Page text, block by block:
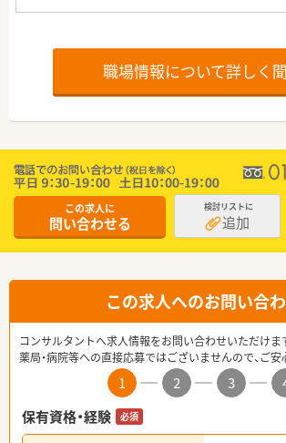
職場情報について詳しく
この求人に
問い合わせる
検討リストに
追加
この求人へのお問い合
コンサルタントへ求人情報をお問い合わせいただけま
薬局・病院等への直接応募ではございませんので、ご安
1 2 3
保有資格・経験
必須